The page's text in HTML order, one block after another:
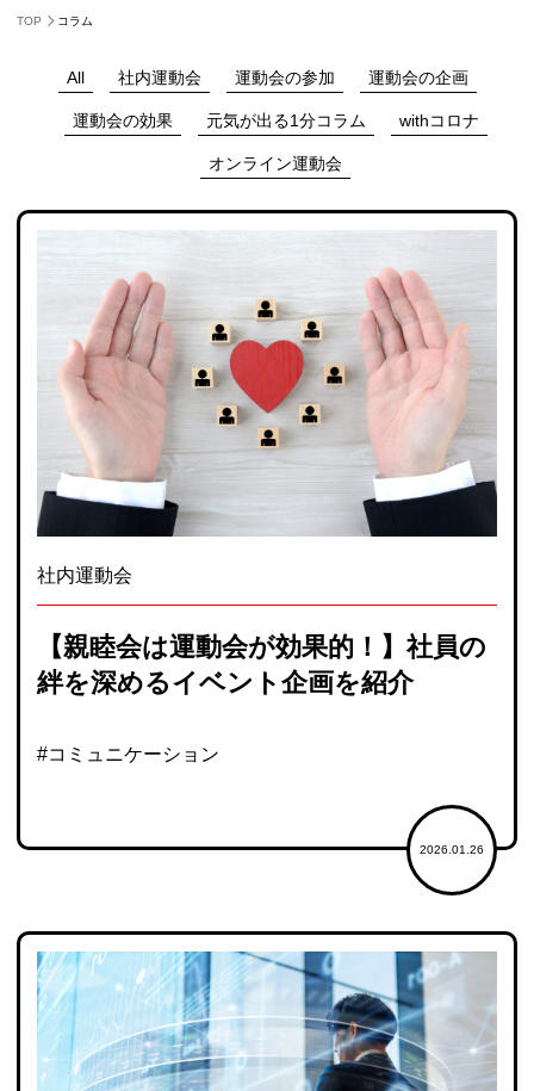
TOP コラム
All 社内運動会 運動会の参加 運動会の企画
運動会の効果 元気が出る1分コラム withコロナ
オンライン運動会
社内運動会
【親睦会は運動会が効果的！】社員の
絆を深めるイベント企画を紹介
#コミュニケーション
2026.01.26